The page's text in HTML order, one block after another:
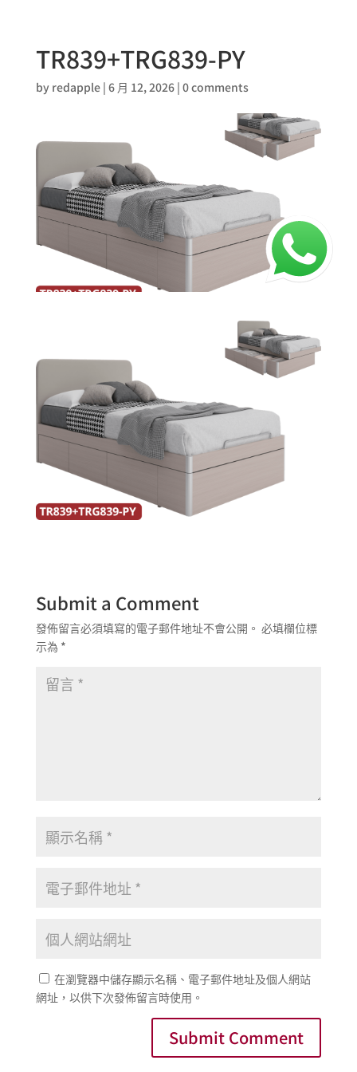
TR839+TRG839-PY
by redapple| 6 月 12, 2026| 0 comments
Submit a Comment
發佈留言必須填寫的電子郵件地址不會公開。 必填欄位標
示為 *
在瀏覽器中儲存顯示名稱、電子郵件地址及個人網站
網址，以供下次發佈留言時使用。